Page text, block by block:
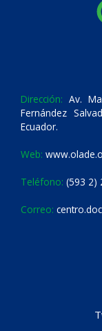
Dirección: Av.
Fernández
Ecuador.
Web:
Teléfono: (593 2)
Correo: